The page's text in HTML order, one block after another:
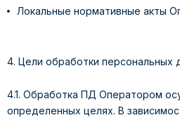
Локальные нормативные акты
4. Цели обработки персональных
4.1. Обработка ПД Оператором
определенных целях. В